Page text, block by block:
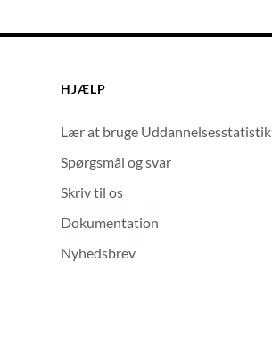
HJÆLP
Lær at bruge Uddannelsesstatistik
Spørgsmål og svar
Skriv til os
Dokumentation
Nyhedsbrev